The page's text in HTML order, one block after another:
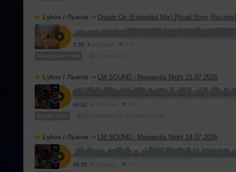
Lykov / Лыков ➝ Dream On (Extended Mix) [Road Story Records]
5:28
Авторский трек
Lykov / Лыков ➝ LM SOUND - Megapolis Night 21.07.2026
64:52
Радио-шоу
Lykov / Лыков ➝ LM SOUND - Megapolis Night 14.07.2026
66:28